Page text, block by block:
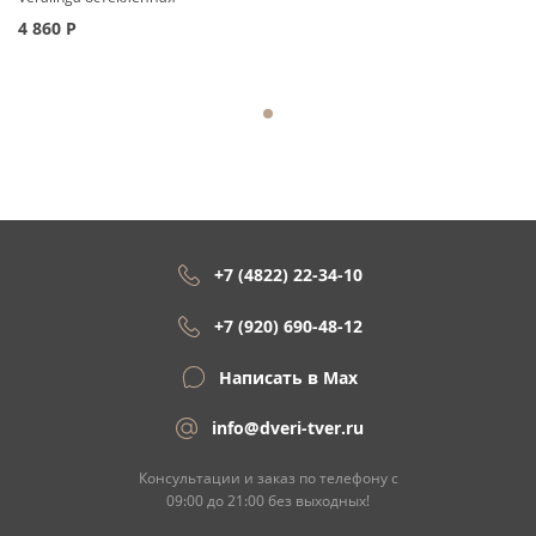
4 860 Р
+7 (4822) 22-34-10
+7 (920) 690-48-12
Написать в Max
info@dveri-tver.ru
Консультации и заказ по телефону с
09:00 до 21:00 без выходных!